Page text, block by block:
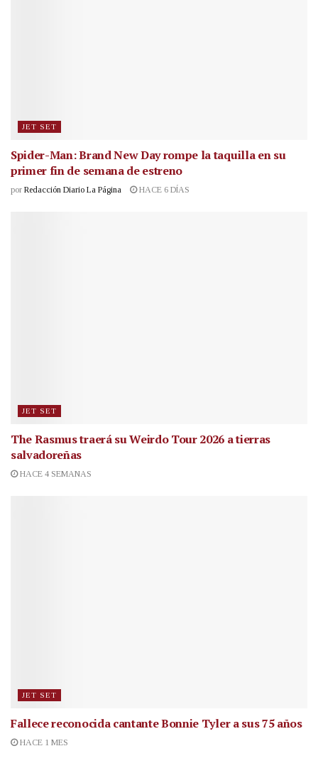
JET SET
Spider-Man: Brand New Day rompe la taquilla en su
primer fin de semana de estreno
por Redacción Diario La Página HACE 6 DÍAS
JET SET
The Rasmus traerá su Weirdo Tour 2026 a tierras
salvadoreñas
HACE 4 SEMANAS
JET SET
Fallece reconocida cantanteBonnie Tyler a sus 75 años
HACE 1 MES